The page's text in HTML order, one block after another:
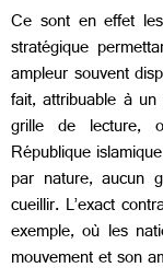
Ce sont en effet
stratégique
ampleur souvent
fait, attribuable à
grille de lecture,
République
par nature, aucun
cueillir. L’exact
exemple, où les
mouvement et son